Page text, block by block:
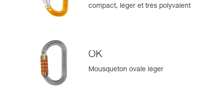
compact, léger et très polyvalent
OK
Mousqueton ovale léger